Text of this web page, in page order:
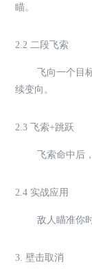
瞄。
2.2 二段飞索
飞向一个目
续变向。
2.3 飞索+跳跃
飞索命中后
2.4 实战应用
敌人瞄准你
3. 壁击取消